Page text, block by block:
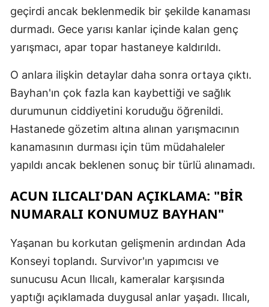
geçirdi ancak beklenmedik bir şekilde kanaması
durmadı. Gece yarısı kanlar içinde kalan genç
yarışmacı, apar topar hastaneye kaldırıldı.
O anlara ilişkin detaylar daha sonra ortaya çıktı.
Bayhan'ın çok fazla kan kaybettiği ve sağlık
durumunun ciddiyetini koruduğu öğrenildi.
Hastanede gözetim altına alınan yarışmacının
kanamasının durması için tüm müdahaleler
yapıldı ancak beklenen sonuç bir türlü alınamadı.
ACUN ILICALI'DAN AÇIKLAMA: "BIR
NUMARALI KONUMUZ BAYHAN"
Yaşanan bu korkutan gelişmenin ardından Ada
Konseyi toplandı. Survivor'ın yapımcısı ve
sunucusu Acun Ilıcalı, kameralar karşısında
yaptığı açıklamada duygusal anlar yaşadı. Ilıcalı,